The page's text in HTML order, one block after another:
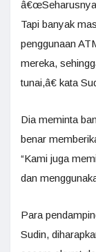
Tapi banyak
penggunaan
mereka,
tunai,â€ kata
Dia meminta
benar
“Kami juga
dan
Para
Sudin,